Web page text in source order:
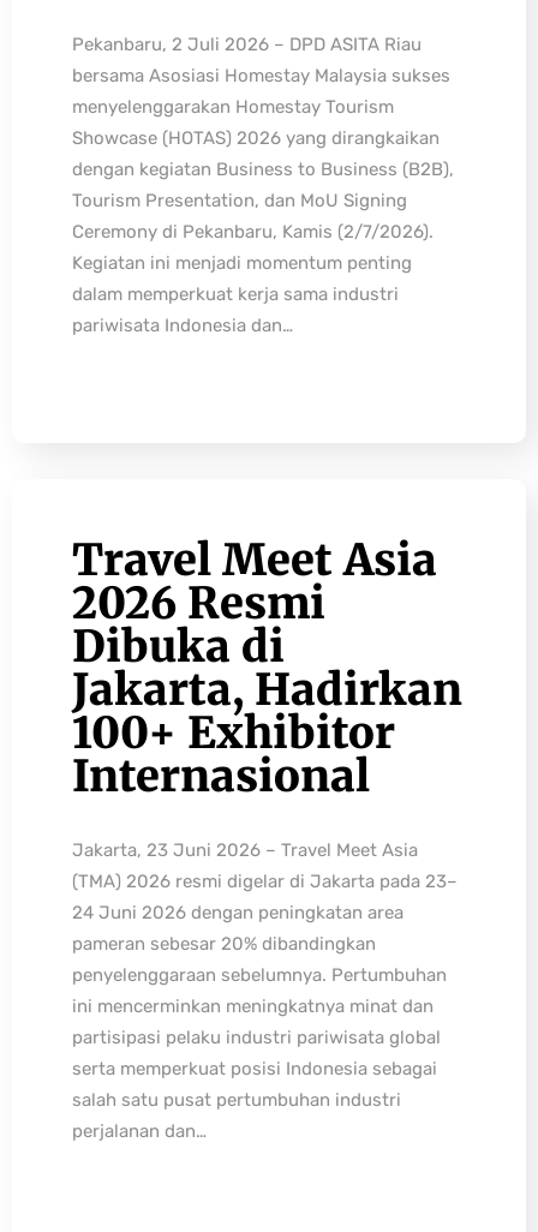
Pekanbaru, 2 Juli 2026 – DPD ASITA Riau
bersama Asosiasi Homestay Malaysia sukses
menyelenggarakan Homestay Tourism
Showcase (HOTAS) 2026 yang dirangkaikan
dengan kegiatan Business to Business (B2B),
Tourism Presentation, dan MoU Signing
Ceremony di Pekanbaru, Kamis (2/7/2026).
Kegiatan ini menjadi momentum penting
dalam memperkuat kerja sama industri
pariwisata Indonesia dan…
Travel Meet Asia
2026 Resmi
Dibuka di
Jakarta, Hadirkan
100+ Exhibitor
Internasional
Jakarta, 23 Juni 2026 – Travel Meet Asia
(TMA) 2026 resmi digelar di Jakarta pada 23–
24 Juni 2026 dengan peningkatan area
pameran sebesar 20% dibandingkan
penyelenggaraan sebelumnya. Pertumbuhan
ini mencerminkan meningkatnya minat dan
partisipasi pelaku industri pariwisata global
serta memperkuat posisi Indonesia sebagai
salah satu pusat pertumbuhan industri
perjalanan dan…